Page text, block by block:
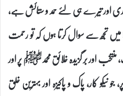
اور تیرے ہی لئے حمد و ستائش ہے،
میں تجھ سے سوال کرتا ہوں کہ تو رحمت
اور بر گزیدہ خلائق محمدﷺ پر اور
کار، پاک و پاکیزہ اور بہترین خلق